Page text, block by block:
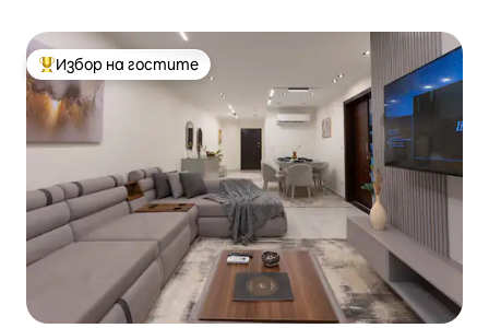
Най-популярен избор на гостите
Избор на гостите